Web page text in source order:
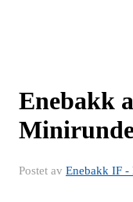
Enebakk
Postet av Enebakk IF -